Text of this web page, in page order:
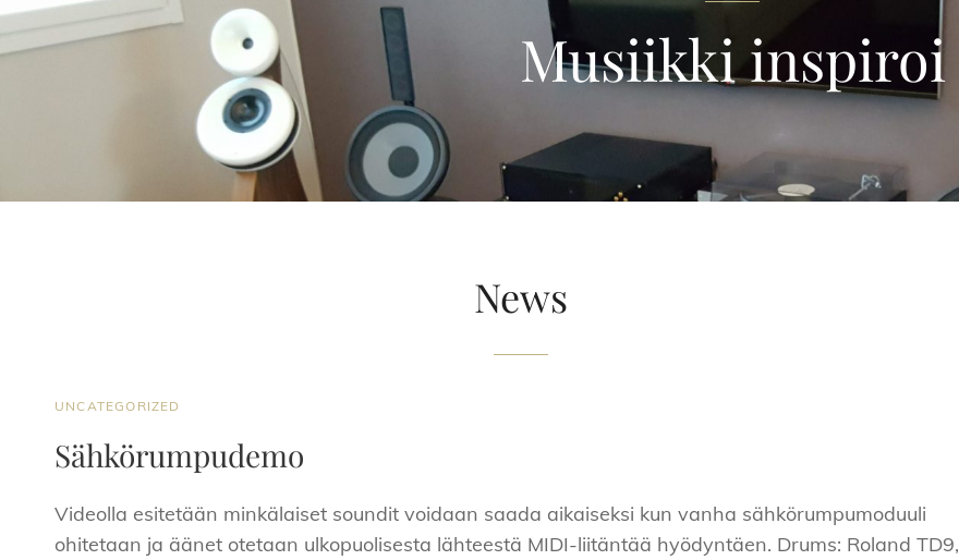
Musiikki inspiroi
News
CAT
UNCATEGORIZED
Sähkörumpudemo
Videolla esitetään minkälaiset soundit voidaan saada aikaiseksi kun vanha sähkörumpumoduuli
ohitetaan ja äänet otetaan ulkopuolisesta lähteestä MIDI-liitäntää hyödyntäen. Drums: Roland TD9,